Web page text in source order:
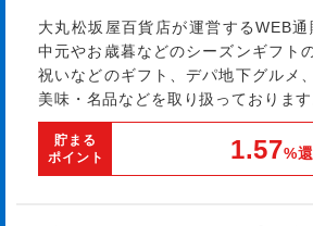
大丸松坂屋百貨店が運営するWEB
中元やお歳暮などのシーズンギフト
祝いなどのギフト、デパ地下グルメ
美味・名品などを取り扱っております
貯まる
ポイント
1.57%